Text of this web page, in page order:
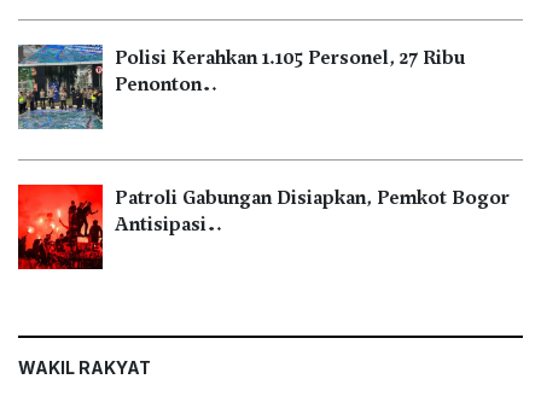
Polisi Kerahkan 1.105 Personel, 27 Ribu
Penonton…
Patroli Gabungan Disiapkan, Pemkot Bogor
Antisipasi…
WAKIL RAKYAT